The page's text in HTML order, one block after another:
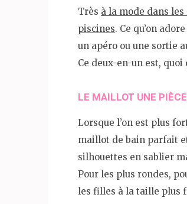
Très à la mode dans
piscines. Ce qu’on
un apéro ou une sortie
Ce deux-en-un est,
LE MAILLOT UNE
Lorsque l’on est plus
maillot de bain parfait
silhouettes en sablier
Pour les plus rondes,
les filles à la taille plus